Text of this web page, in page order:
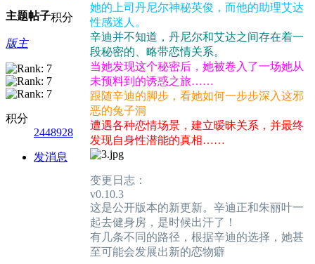
主题帖子积分
版主
积分
2448928
发消息
她的上司丹尼尔神秘英俊，而他的助理艾达
性感迷人。
辛迪并不知道，丹尼尔和艾达之间存在着一
段秘密的、略带恋情关系。
当她发现这个秘密后，她被卷入了一场她从
未预料到的诱惑之旅……
跟随辛迪的脚步，看她如何一步步深入这邪
恶的兔子洞
遭遇各种恋情场景，建立暧昧关系，并最终
发现自身性潜能的真相……
变更日志：
v0.10.3
这是公开版本的新更新。辛迪正和朱丽叶一
起去健身房，是时候出汗了！
有几条不同的路径，根据辛迪的选择，她甚
至可能会发展出新的恋物癖